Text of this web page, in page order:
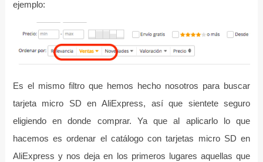
ejemplo:
Es el mismo filtro que hemos hecho nosotros para buscar
tarjeta micro SD en AliExpress, así que sientete seguro
eligiendo en donde comprar. Ya que al aplicarlo lo que
hacemos es ordenar el catálogo con tarjetas micro SD en
AliExpress y nos deja en los primeros lugares aquellas que